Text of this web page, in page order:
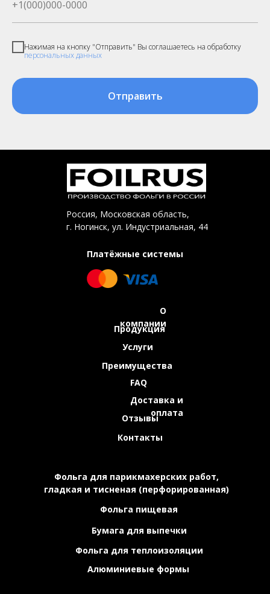
Нажимая на кнопку "Отправить" Вы соглашаетесь на обработку
персональных данных
Отправить
О
компании
Продукция
Услуги
Контакты
Отзывы
FAQ
Доставка и
оплата
Преимущества
Россия, Московская область,
г. Ногинск, ул. Индустриальная, 44
Платёжные системы
Фольга для парикмахерских работ,
гладкая и тисненая (перфорированная)
Фольга пищевая
Бумага для выпечки
Фольга для теплоизоляции
Алюминиевые формы